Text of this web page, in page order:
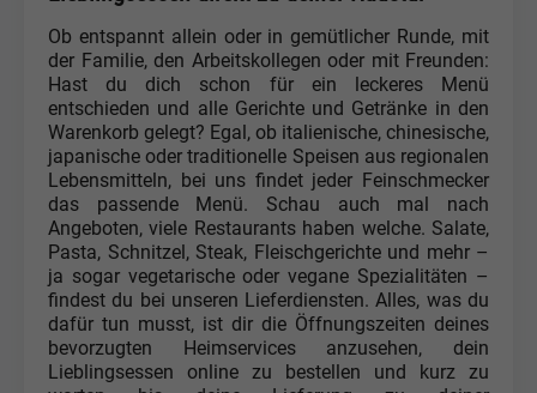
Ob entspannt allein oder in gemütlicher Runde, mit
der Familie, den Arbeitskollegen oder mit Freunden:
Hast du dich schon für ein leckeres Menü
entschieden und alle Gerichte und Getränke in den
Warenkorb gelegt? Egal, ob italienische, chinesische,
japanische oder traditionelle Speisen aus regionalen
Lebensmitteln, bei uns findet jeder Feinschmecker
das passende Menü. Schau auch mal nach
Angeboten, viele Restaurants haben welche. Salate,
Pasta, Schnitzel, Steak, Fleischgerichte und mehr –
ja sogar vegetarische oder vegane Spezialitäten –
findest du bei unseren Lieferdiensten. Alles, was du
dafür tun musst, ist dir die Öffnungszeiten deines
bevorzugten Heimservices anzusehen, dein
Lieblingsessen online zu bestellen und kurz zu